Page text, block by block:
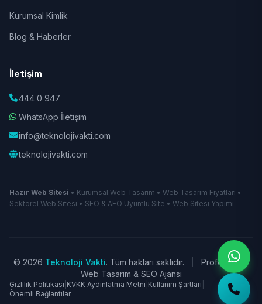
Kurumsal Kimlik
Blog & Haberler
İletişim
444 0 947
WhatsApp İletişim
info@teknolojivakti.com
teknolojivakti.com
Hazır Web Sitesi • Kurumsal Web Tasarım • Web Tasarım Fiyatları •
Sektörel Web Sitesi • SEO & AEO Uyumlu Site • Web Sitesi Yapımı
© 2026 Teknoloji Vakti. Tüm hakları saklıdır.
Profesyonel
Web Tasarım & SEO Ajansı
Gizlilik Politikası KVKK Aydınlatma Metni Kullanım Şartları
Önemli Bağlantılar